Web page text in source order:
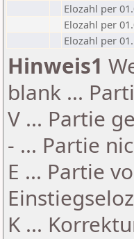
Elozahl per
Elozahl per
Elozahl per
Hinweis1
blank ...
V ... Partie
- ... Partie
E ... Partie
K ...